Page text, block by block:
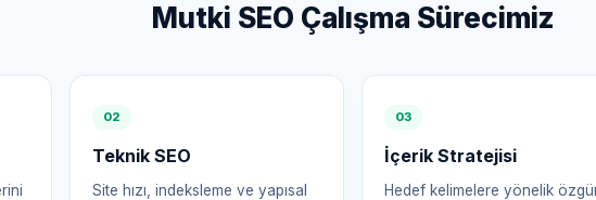
Mutki SEO Çalışma Sürecimiz
02
Teknik SEO
Site hızı, indeksleme ve yapısal
03
İçerik Stratejisi
Hedef kelimelere yönelik